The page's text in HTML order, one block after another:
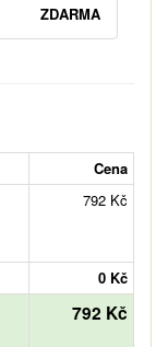
ZDARMA
Cena
792 Kč
0 Kč
792 Kč